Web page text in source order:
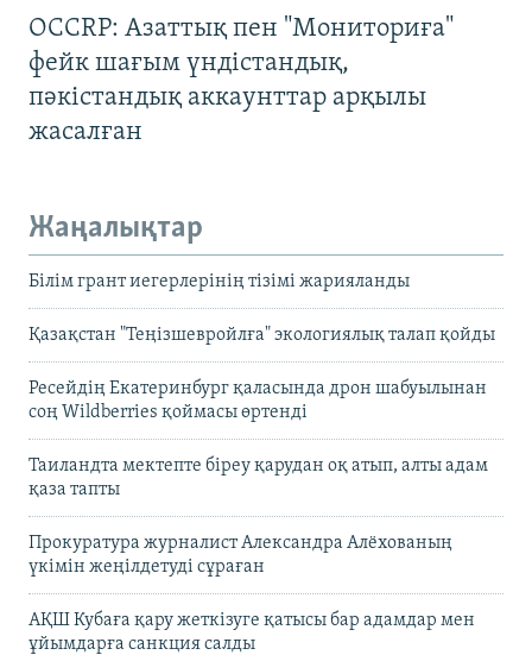
OCCRP: Азаттық пен "Мониториға"
фейк шағым үндістандық,
пәкістандық аккаунттар арқылы
жасалған
Жаңалықтар
Білім грант иегерлерінің тізімі жарияланды
Қазақстан "Теңізшевройлға" экологиялық талап қойды
Ресейдің Екатеринбург қаласында дрон шабуылынан
соң Wildberries қоймасы өртенді
Таиландта мектепте біреу қарудан оқ атып, алты адам
қаза тапты
Прокуратура журналист Александра Алёхованың
үкімін жеңілдетуді сұраған
АҚШ Кубаға қару жеткізуге қатысы бар адамдар мен
ұйымдарға санкция салды